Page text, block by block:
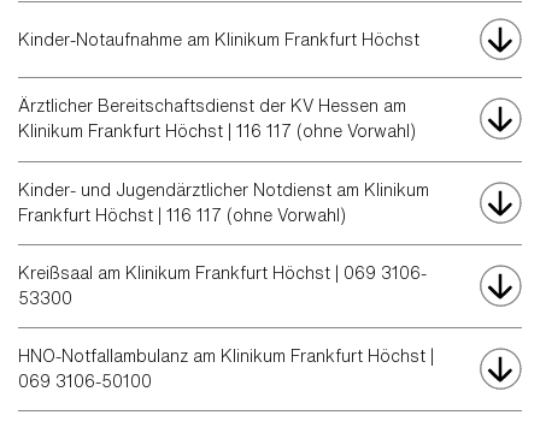
Kinder-Notaufnahme am Klinikum Frankfurt Höchst
Ärztlicher Bereitschaftsdienst der KV Hessen am
Klinikum Frankfurt Höchst | 116 117 (ohne Vorwahl)
Kinder- und Jugendärztlicher Notdienst am Klinikum
Frankfurt Höchst | 116 117 (ohne Vorwahl)
Kreißsaal am Klinikum Frankfurt Höchst | 069 3106-
53300
HNO-Notfallambulanz am Klinikum Frankfurt Höchst |
069 3106-50100